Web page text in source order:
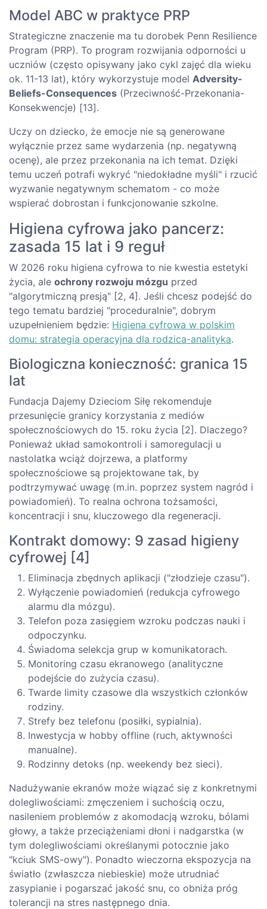
Model ABC w praktyce PRP
Strategiczne znaczenie ma tu dorobek Penn Resilience
Program (PRP). To program rozwijania odporności u
uczniów (często opisywany jako cykl zajęć dla wieku
ok. 11-13 lat), który wykorzystuje model Adversity-
Beliefs-Consequences (Przeciwność-Przekonania-
Konsekwencje) [13].
Uczy on dziecko, że emocje nie są generowane
wyłącznie przez same wydarzenia (np. negatywną
ocenę), ale przez przekonania na ich temat. Dzięki
temu uczeń potrafi wykryć "niedokładne myśli" i rzucić
wyzwanie negatywnym schematom - co może
wspierać dobrostan i funkcjonowanie szkolne.
Higiena cyfrowa jako pancerz:
zasada 15 lat i 9 reguł
W 2026 roku higiena cyfrowa to nie kwestia estetyki
życia, ale ochrony rozwoju mózgu przed
"algorytmiczną presją" [2, 4]. Jeśli chcesz podejść do
tego tematu bardziej "proceduralnie", dobrym
uzupełnieniem będzie: Higiena cyfrowa w polskim
domu: strategia operacyjna dla rodzica-analityka.
Biologiczna konieczność: granica 15
lat
Fundacja Dajemy Dzieciom Siłę rekomenduje
przesunięcie granicy korzystania z mediów
społecznościowych do 15. roku życia [2]. Dlaczego?
Ponieważ układ samokontroli i samoregulacji u
nastolatka wciąż dojrzewa, a platformy
społecznościowe są projektowane tak, by
podtrzymywać uwagę (m.in. poprzez system nagród i
powiadomień). To realna ochrona tożsamości,
koncentracji i snu, kluczowego dla regeneracji.
Kontrakt domowy: 9 zasad higieny
cyfrowej [4]
Eliminacja zbędnych aplikacji ("złodzieje czasu").
Wyłączenie powiadomień (redukcja cyfrowego
alarmu dla mózgu).
Telefon poza zasięgiem wzroku podczas nauki i
odpoczynku.
Świadoma selekcja grup w komunikatorach.
Monitoring czasu ekranowego (analityczne
podejście do zużycia czasu).
Twarde limity czasowe dla wszystkich członków
rodziny.
Strefy bez telefonu (posiłki, sypialnia).
Inwestycja w hobby offline (ruch, aktywności
manualne).
Rodzinny detoks (np. weekendy bez sieci).
Nadużywanie ekranów może wiązać się z konkretnymi
dolegliwościami: zmęczeniem i suchością oczu,
nasileniem problemów z akomodacją wzroku, bólami
głowy, a także przeciążeniami dłoni i nadgarstka (w
tym dolegliwościami określanymi potocznie jako
"kciuk SMS-owy"). Ponadto wieczorna ekspozycja na
światło (zwłaszcza niebieskie) może utrudniać
zasypianie i pogarszać jakość snu, co obniża próg
tolerancji na stres następnego dnia.